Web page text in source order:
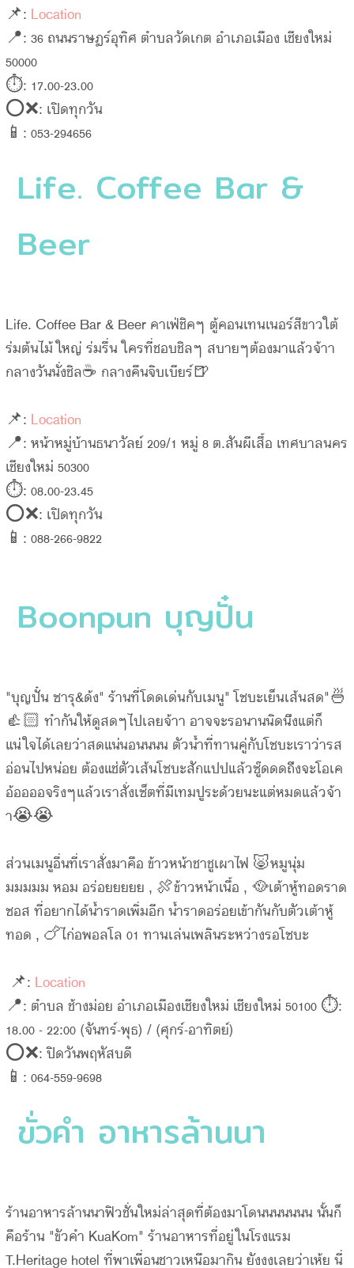
📌: Location
📍: 36 ถนนราษฏร์อุทิศ ตำบลวัดเกต อำเภอเมือง เชียงใหม่
50000
⏱: 17.00-23.00
⭕️❌: เปิดทุกวัน
📱: 053-294656
Life. Coffee Bar &
Beer
Life. Coffee Bar & Beer คาเฟ่ชิคๆ ตู้คอนเทนเนอร์สีขาวใต้
ร่มต้นไม้ใหญ่ ร่มรื่น ใครที่ชอบชิลๆ สบายๆต้องมาแล้วจ้าา
กลางวันนั่งชิล☕️ กลางคืนจิบเบียร์🍺
📌: Location
📍: หน้าหมู่บ้านธนาวัลย์ 209/1 หมู่ 8 ต.สันผีเสื้อ เทศบาลนคร
เชียงใหม่ 50300
⏱: 08.00-23.45
⭕️❌: เปิดทุกวัน
📱: 088-266-9822
Boonpun บุญปั๋น
"บุญปั๋น ซารุ&ด้ง" ร้านที่โดดเด่นกับเมนู" โซบะเย็นเส้นสด"🍜
👍🏻 ทำกันให้ดูสดๆไปเลยจ้าา อาจจะรอนานนิดนึงแต่ก็
แน่ใจได้เลยว่าสดแน่นอนนนน ตัวน้ำที่ทานคู่กับโซบะเราว่ารส
อ่อนไปหน่อย ต้องแช่ตัวเส้นโซบะสักแปปแล้วซู๊ดดดถึงจะโอเค
อ้ออออจริงๆแล้วเราสั่งเซ็ตที่มีเทมปูระด้วยนะแต่หมดแล้วจ้า
า😭😭
ส่วนเมนูอื่นที่เราสั่งมาคือ ข้าวหน้าชาชูเผาไฟ 🐷หมูนุ่ม
มมมมม หอม อร่อยยยยย , 🍖ข้าวหน้าเนื้อ , 🥘เต้าหู้ทอดราด
ซอส ที่อยากได้น้ำราดเพิ่มอีก น้ำราดอร่อยเข้ากันกับตัวเต้าหู้
ทอด , 🍗ไก่อพอลโล 01 ทานเล่นเพลินระหว่างรอโซบะ
📌: Location
📍: ตำบล ช้างม่อย อำเภอเมืองเชียงใหม่ เชียงใหม่ 50100 ⏱:
18.00 - 22:00 (จันทร์-พุธ) / (ศุกร์-อาทิตย์)
⭕️❌: ปิดวันพฤหัสบดี
📱: 064-559-9698
ขั่วคำ อาหารล้านนา
ร้านอาหารล้านนาฟิวชั่นใหม่ล่าสุดที่ต้องมาโดนนนนนนน นั้นก็
คือร้าน "ขัวคำ KuaKom" ร้านอาหารที่อยู่ในโรงแรม
T.Heritage hotel ที่พาเพื่อนชาวเหนือมากิน ยังงงเลยว่าเห้ย นี่